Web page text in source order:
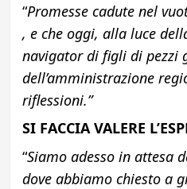
“Promesse cadute nel
, e che oggi, alla luce
navigator di figli di pezzi
dell’amministrazione
riflessioni.”
SI FACCIA VALERE
“Siamo adesso in attesa
dove abbiamo chiesto a